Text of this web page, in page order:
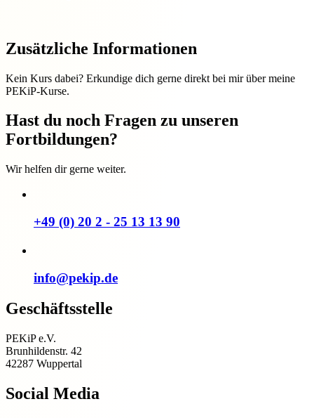
Zusätzliche Informationen
Kein Kurs dabei? Erkundige dich gerne direkt bei mir über meine
PEKiP-Kurse.
Hast du noch Fragen zu unseren
Fortbildungen?
Wir helfen dir gerne weiter.
+49 (0) 20 2 - 25 13 13 90
info@pekip.de
Geschäftsstelle
PEKiP e.V.
Brunhildenstr. 42
42287 Wuppertal
Social Media